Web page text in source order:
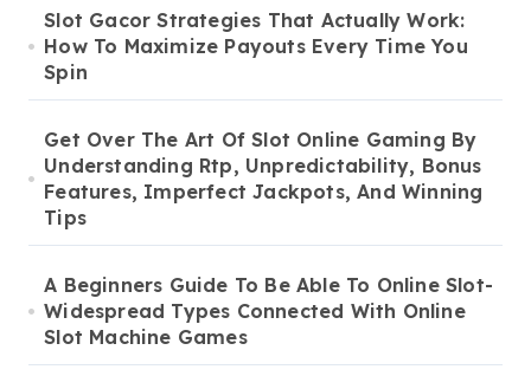
Slot Gacor Strategies That Actually Work:
How To Maximize Payouts Every Time You
Spin
Get Over The Art Of Slot Online Gaming By
Understanding Rtp, Unpredictability, Bonus
Features, Imperfect Jackpots, And Winning
Tips
A Beginners Guide To Be Able To Online Slot-
Widespread Types Connected With Online
Slot Machine Games